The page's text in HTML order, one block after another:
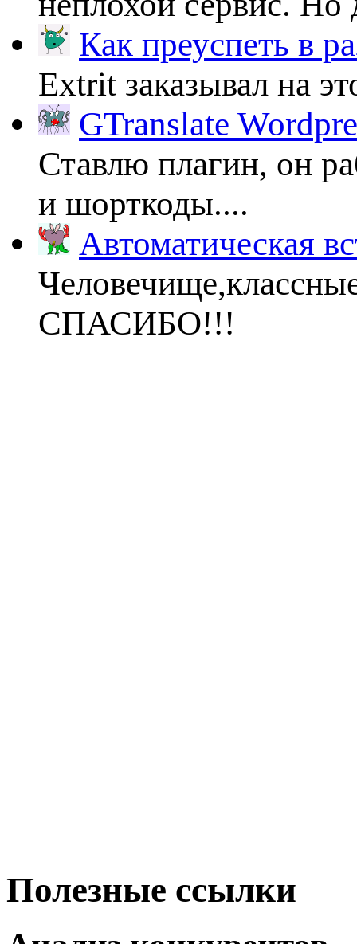
Как преуспеть в
Extrit заказывал на
GTranslate
Ставлю плагин, он
и шорткоды....
Автоматическая
СПАСИБО!!!
Полезные ссылки